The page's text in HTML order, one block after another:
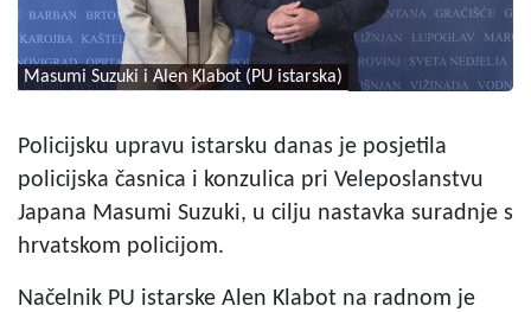
Masumi Suzuki i Alen Klabot (PU istarska)
Policijsku upravu istarsku danas je posjetila
policijska časnica i konzulica pri Veleposlanstvu
Japana Masumi Suzuki, u cilju nastavka suradnje s
hrvatskom policijom.
Načelnik PU istarske Alen Klabot na radnom je